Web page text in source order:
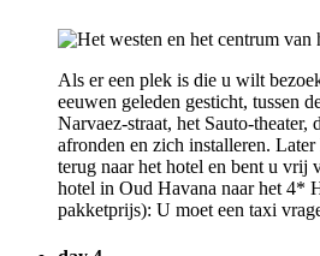
Als er een plek is die u wilt
eeuwen geleden gesticht, tussen
Narvaez-straat, het Sauto-
afronden en zich installeren.
terug naar het hotel en bent u vrij
hotel in Oud Havana naar het 4*
pakketprijs): U moet een taxi